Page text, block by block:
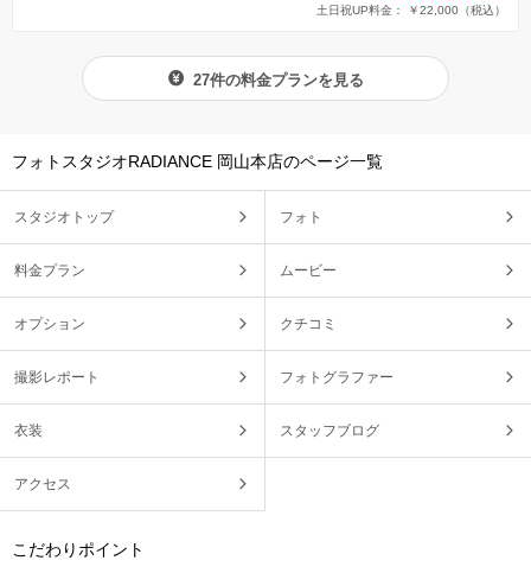
土日祝UP料金： ￥22,000 （税込）
27件の料金プランを見る
フォトスタジオRADIANCE 岡山本店のページ一覧
スタジオトップ フォト
料金プラン ムービー
オプション クチコミ
撮影レポート フォトグラファー
衣装 スタッフブログ
アクセス
こだわりポイント